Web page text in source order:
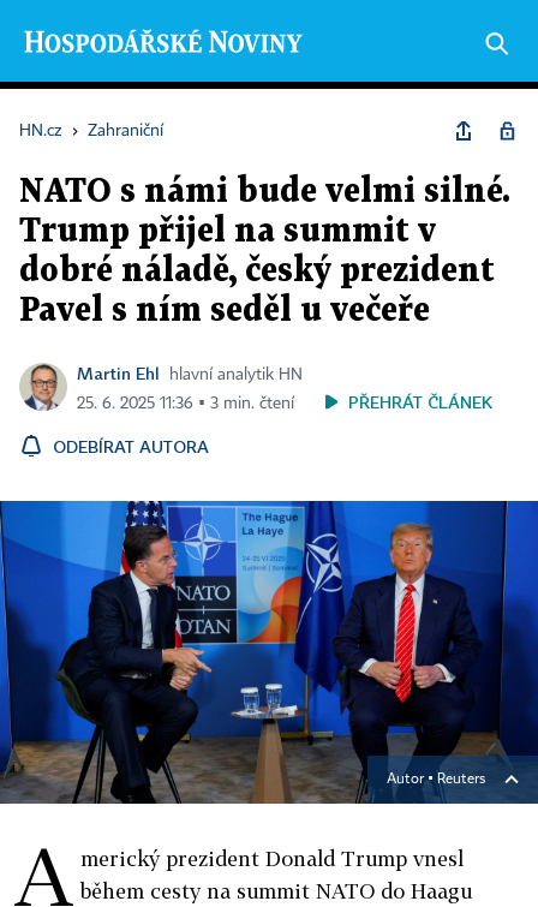
HN.cz › Zahraniční
NATO s námi bude velmi silné.
Trump přijel na summit v
dobré náladě, český prezident
Pavel s ním seděl u večeře
Martin Ehl
hlavní analytik HN
25. 6. 2025 11:36 ▪ 3 min. čtení
PŘEHRÁT ČLÁNEK
ODEBÍRAT AUTORA
Autor ▪ Reuters
A merický prezident Donald Trump vnesl
během cesty na summit NATO do Haagu